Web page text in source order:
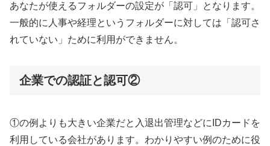
あなたが使えるフォルダーの設定が「認可」となります。
一般的に人事や経理というフォルダーに対しては「認可さ
れていない」ために利用ができません。
企業での認証と認可②
①の例よりも大きい企業だと入退出管理などにIDカードを
利用している会社があります。わかりやすい例のために役